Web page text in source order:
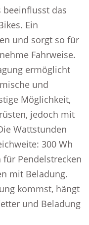
beeinflusst das
Ein
und sorgt so für
Fahrweise.
ermöglicht
und
Möglichkeit,
jedoch mit
Wattstunden
300 Wh
Pendelstrecken
mit Beladung.
kommst, hängt
und Beladung